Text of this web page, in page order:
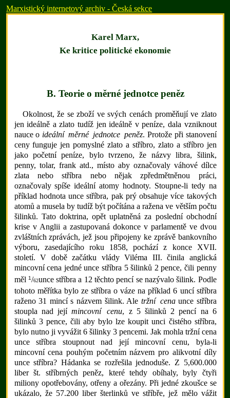
Marxistický internetový archiv - Česká sekce
Karel Marx,
Ke kritice politické ekonomie
B. Teorie o měrné jednotce peněz
Okolnost, že se zboží ve svých cenách proměňují ve zlato
jen ideálně a zlato tudíž jen ideálně v peníze, dala vzniknout
nauce o ideální měrné jednotce peněz. Protože při stanovení
ceny funguje jen pomyslné zlato a stříbro, zlato a stříbro jen
jako početní peníze, bylo tvrzeno, že názvy libra, šilink,
penny, tolar, frank atd., místo aby označovaly váhové dílce
zlata nebo stříbra nebo nějak zpředmětněnou práci,
označovaly spíše ideální atomy hodnoty. Stoupne-li tedy na
příklad hodnota unce stříbra, pak prý obsahuje více takových
atomů a musela by tudíž být počítána a ražena ve větším počtu
šilinků. Tato doktrina, opět uplatněná za poslední obchodní
krise v Anglii a zastupovaná dokonce v parlamentě ve dvou
zvláštních zprávách, jež jsou připojeny ke zprávě bankovního
výboru, zasedajícího roku 1858, pochází z konce XVII.
století. V době začátku vlády Viléma III. činila anglická
mincovní cena jedné unce stříbra 5 šilinků 2 pence, čili penny
měl 1/62unce stříbra a 12 těchto pencí se nazývalo šilink. Podle
tohoto měřítka bylo ze stříbra o váze na příklad 6 uncí stříbra
raženo 31 mincí s názvem šilink. Ale tržní cenaunce stříbra
stoupla nad jejímincovní cenu, z 5 šilinků 2 pencí na 6
šilinků 3 pence, čili aby bylo lze koupit unci čistého stříbra,
bylo nutno ji vyvážit 6 šilinky 3 pencemi. Jak mohla tržní cena
unce stříbra stoupnout nad její mincovní cenu, byla-li
mincovní cena pouhým početním názvem pro alikvotní díly
unce stříbra? Hádanka se rozřešila jednoduše. Z 5,600.000
liber št. stříbrných peněz, které tehdy obíhaly, byly čtyři
miliony opotřebovány, otřeny a ořezány. Při jedné zkoušce se
ukázalo, že 57.200 liber šterlinků ve stříbře, jež mělo vážit